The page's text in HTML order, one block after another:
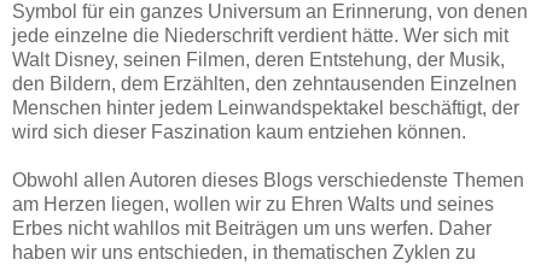
Symbol für ein ganzes Universum an Erinnerung, von denen
jede einzelne die Niederschrift verdient hätte. Wer sich mit
Walt Disney, seinen Filmen, deren Entstehung, der Musik,
den Bildern, dem Erzählten, den zehntausenden Einzelnen
Menschen hinter jedem Leinwandspektakel beschäftigt, der
wird sich dieser Faszination kaum entziehen können.
Obwohl allen Autoren dieses Blogs verschiedenste Themen
am Herzen liegen, wollen wir zu Ehren Walts und seines
Erbes nicht wahllos mit Beiträgen um uns werfen. Daher
haben wir uns entschieden, in thematischen Zyklen zu